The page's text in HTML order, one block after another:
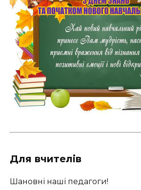
Для вчителів
Шановні наші педагоги!